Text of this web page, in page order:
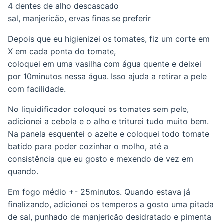
4 dentes de alho descascado
sal, manjericão, ervas finas se preferir
Depois que eu higienizei os tomates, fiz um corte em
X em cada ponta do tomate,
coloquei em uma vasilha com água quente e deixei
por 10minutos nessa água. Isso ajuda a retirar a pele
com facilidade.
No liquidificador coloquei os tomates sem pele,
adicionei a cebola e o alho e triturei tudo muito bem.
Na panela esquentei o azeite e coloquei todo tomate
batido para poder cozinhar o molho, até a
consistência que eu gosto e mexendo de vez em
quando.
Em fogo médio +- 25minutos. Quando estava já
finalizando, adicionei os temperos a gosto uma pitada
de sal, punhado de manjericão desidratado e pimenta